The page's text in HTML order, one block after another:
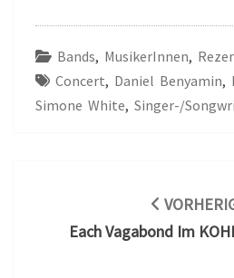
Bands, MusikerInnen,
Concert, Daniel Benyamin,
Simone White, Singer-/
Each Vagabond Im